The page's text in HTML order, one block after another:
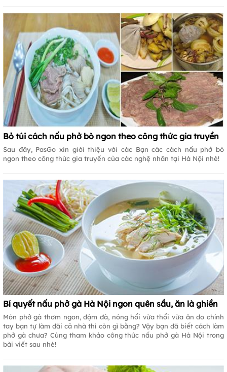
Bỏ túi cách nấu phở bò ngon theo công thức gia truyền
Sau đây, PasGo xin giới thiệu với các Bạn các cách nấu phở bò
ngon theo công thức gia truyền của các nghệ nhân tại Hà Nội nhé!
Bí quyết nấu phở gà Hà Nội ngon quên sầu, ăn là ghiền
Món phở gà thơm ngon, đậm đà, nóng hổi vừa thổi vừa ăn do chính
tay bạn tự làm đãi cả nhà thì còn gì bằng? Vậy bạn đã biết cách làm
phở gà chưa? Cùng tham khảo công thức nấu phở gà Hà Nội trong
bài viết sau nhé!